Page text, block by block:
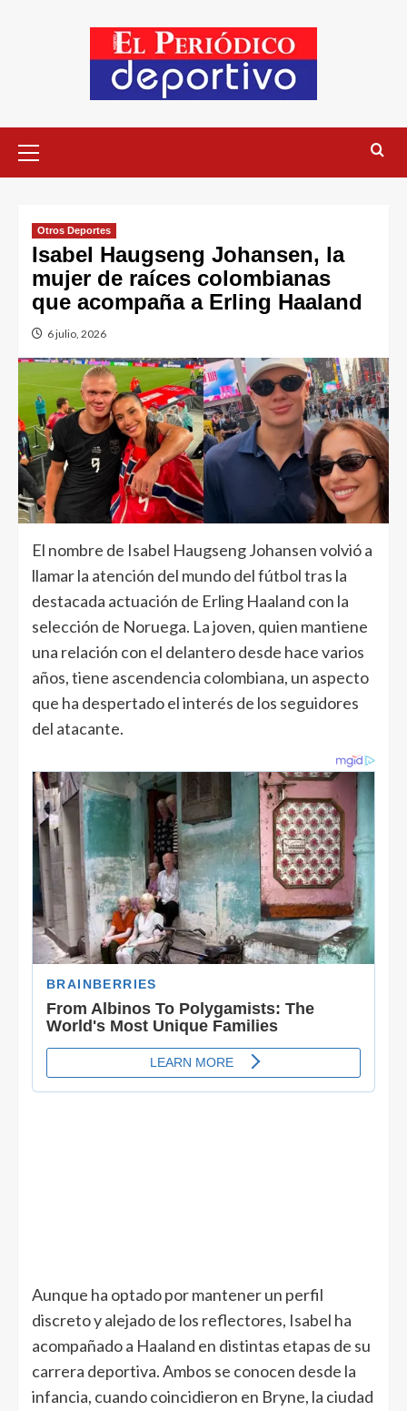
Otros Deportes
Isabel Haugseng Johansen, la
mujer de raíces colombianas
que acompaña a Erling Haaland
6 julio, 2026
El nombre de Isabel Haugseng Johansen volvió a
llamar la atención del mundo del fútbol tras la
destacada actuación de Erling Haaland con la
selección de Noruega. La joven, quien mantiene
una relación con el delantero desde hace varios
años, tiene ascendencia colombiana, un aspecto
que ha despertado el interés de los seguidores
del atacante.
Aunque ha optado por mantener un perfil
discreto y alejado de los reflectores, Isabel ha
acompañado a Haaland en distintas etapas de su
carrera deportiva. Ambos se conocen desde la
infancia, cuando coincidieron en Bryne, la ciudad